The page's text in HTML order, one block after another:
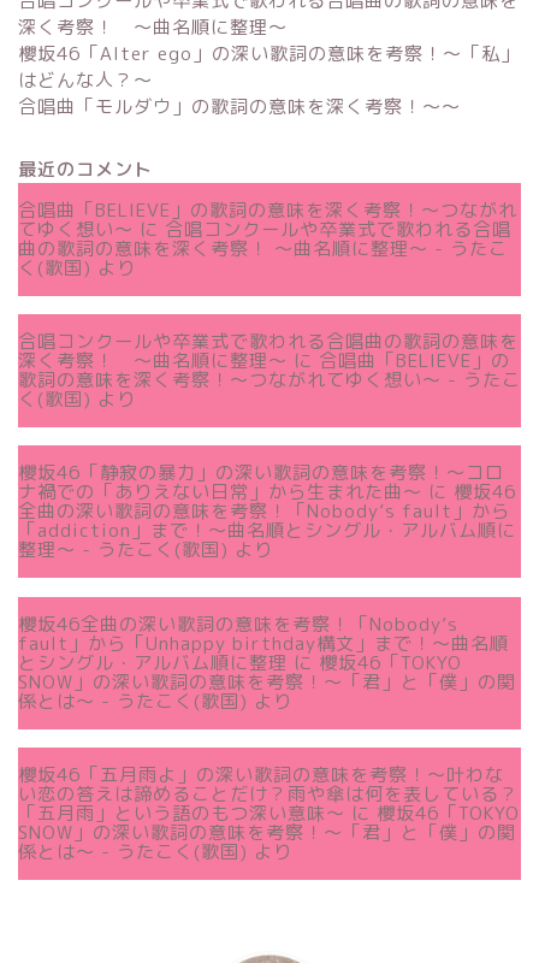
深く考察！ 〜曲名順に整理〜
櫻坂46「Alter ego」の深い歌詞の意味を考察！〜「私」
はどんな人？～
合唱曲「モルダウ」の歌詞の意味を深く考察！〜〜
最近のコメント
合唱曲「BELIEVE」の歌詞の意味を深く考察！〜つながれ
てゆく想い〜 に 合唱コンクールや卒業式で歌われる合唱
曲の歌詞の意味を深く考察！ 〜曲名順に整理〜 - うたこ
く(歌国) より
合唱コンクールや卒業式で歌われる合唱曲の歌詞の意味を
深く考察！ 〜曲名順に整理〜 に 合唱曲「BELIEVE」の
歌詞の意味を深く考察！〜つながれてゆく想い〜 - うたこ
く(歌国) より
櫻坂46「静寂の暴力」の深い歌詞の意味を考察！〜コロ
ナ禍での「ありえない日常」から生まれた曲～ に 櫻坂46
全曲の深い歌詞の意味を考察！「Nobody’s fault」から
「addiction」まで！〜曲名順とシングル・アルバム順に
整理～ - うたこく(歌国) より
櫻坂46全曲の深い歌詞の意味を考察！「Nobody’s
fault」から「Unhappy birthday構文」まで！〜曲名順
とシングル・アルバム順に整理 に 櫻坂46「TOKYO
SNOW」の深い歌詞の意味を考察！〜「君」と「僕」の関
係とは～ - うたこく(歌国) より
櫻坂46「五月雨よ」の深い歌詞の意味を考察！〜叶わな
い恋の答えは諦めることだけ？雨や傘は何を表している？
「五月雨」という語のもつ深い意味～ に 櫻坂46「TOKYO
SNOW」の深い歌詞の意味を考察！〜「君」と「僕」の関
係とは～ - うたこく(歌国) より